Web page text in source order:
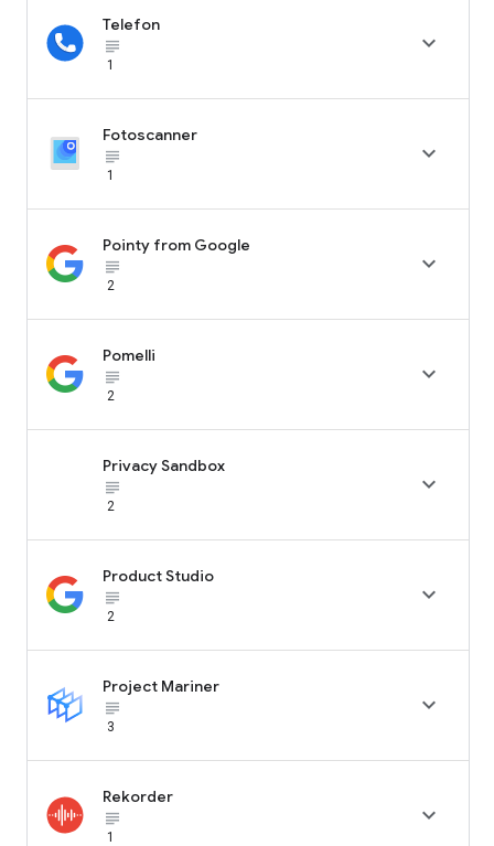
Telefon
subject_black
1

Fotoscanner
subject_black
1

Pointy from Google
subject_black
2

Pomelli
subject_black
2

Privacy Sandbox
subject_black
2

Product Studio
subject_black
2

Project Mariner
subject_black
3

Rekorder
subject_black
1
